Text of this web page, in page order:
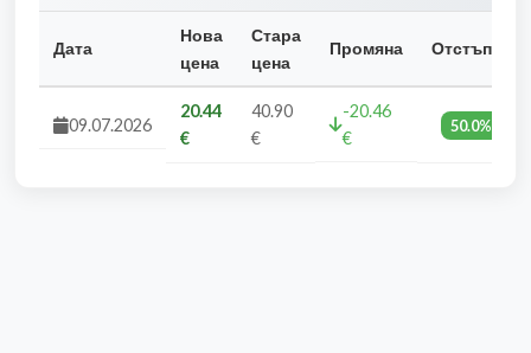
Дата
Нова
цена
Стара
цена
Промяна Отстъпка
09.07.2026
20.44
€
40.90
€
-20.46
€
50.0%